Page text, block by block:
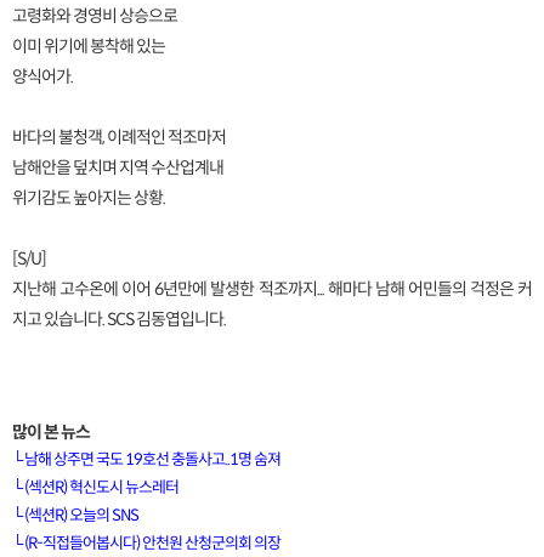
고령화와 경영비 상승으로
이미 위기에 봉착해 있는
양식어가.
바다의 불청객, 이례적인 적조마저
남해안을 덮치며 지역 수산업계내
위기감도 높아지는 상황.
[S/U]
지난해 고수온에 이어 6년만에 발생한 적조까지... 해마다 남해 어민들의 걱정은 커
지고 있습니다. SCS 김동엽입니다.
많이 본 뉴스
└남해 상주면 국도 19호선 충돌사고..1명 숨져
└(섹션R) 혁신도시 뉴스레터
└(섹션R) 오늘의 SNS
└(R-직접들어봅시다) 안천원 산청군의회 의장
[VOD공지] 청춘초이스 이용금액 변경 안내